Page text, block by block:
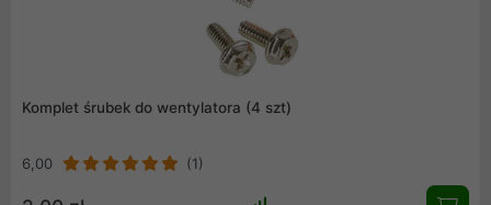
Komplet śrubek do wentylatora (4 szt)
6,00 (1)